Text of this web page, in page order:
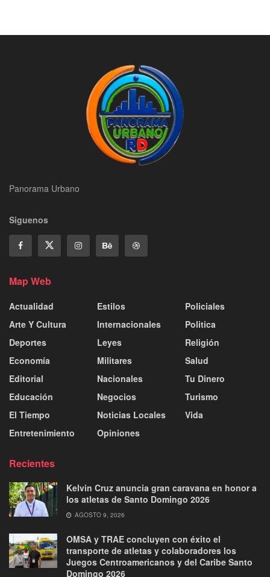
Panorama Urbano
Siguenos
Map Web
Actualidad
Arte Y Cultura
Deportes
Economía
Editorial
Educación
El Tiempo
Entretenimiento
Estilos
Internacionales
Leyes
Militares
Nacionales
Negocios
Noticias Locales
Opiniones
Policiales
Politica
Religión
Salud
Tu Dinero
Turismo
Vida
Recientes
Kelvin Cruz anuncia gran caravana en honor a
los atletas de Santo Domingo 2026
AGOSTO 9, 2026
OMSA y TRAE concluyen con éxito el
transporte de atletas y colaboradores los
Juegos Centroamericanos y del Caribe Santo
Domingo 2026